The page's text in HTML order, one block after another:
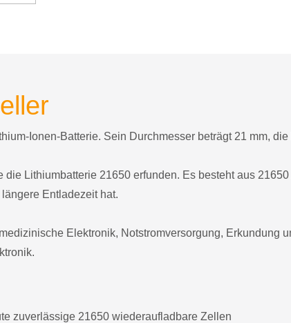
Ionen-Batterie. Sein Durchmesser beträgt 21 mm,
Lithiumbatterie 21650 erfunden. Es besteht aus
Entladezeit hat.
Elektronik, Notstromversorgung, Erkundung
zuverlässige 21650 wiederaufladbare Zellen